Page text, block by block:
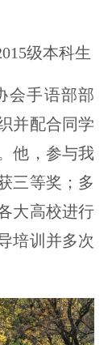
级本科生
会手语部部
并配合同学
他，参与我
三等奖；多
大高校进行
培训并多次